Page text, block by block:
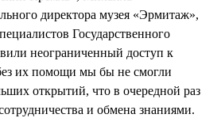
директора музея «Эрмитаж»,
Государственного
неограниченный доступ к
их помощи мы бы не смогли
открытий, что в очередной раз
и обмена знаниями.